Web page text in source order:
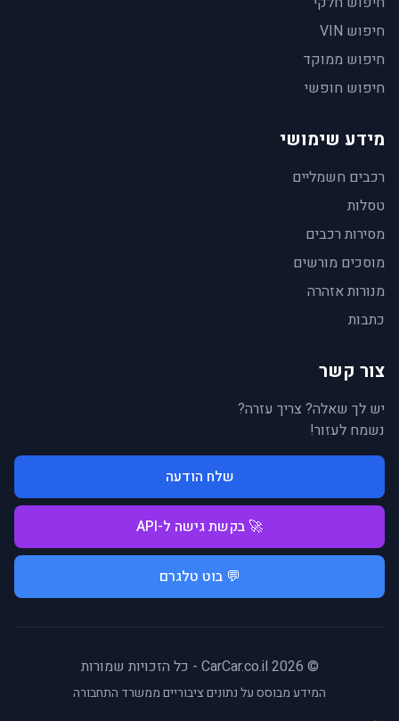
חיפוש VIN
חיפוש ממוקד
חיפוש חופשי
מידע שימושי
רכבים חשמליים
טסלות
מסירות רכבים
מוסכים מורשים
מנורות אזהרה
כתבות
צור קשר
יש לך שאלה? צריך עזרה?
נשמח לעזור!
שלח הודעה
🚀 בקשת גישה ל-API
💬 בוט טלגרם
© 2026 CarCar.co.il - כל הזכויות שמורות
המידע מבוסס על נתונים ציבוריים ממשרד התחבורה